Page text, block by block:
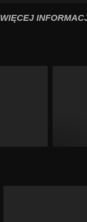
WIĘCEJ